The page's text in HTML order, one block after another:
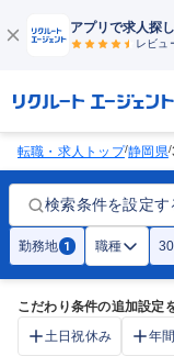
アプリで求人探
レビュ
転職・求人トップ/静岡県/
検索条件を設定す
勤務地 1 職種
こだわり条件の追加設定
土日祝休み
年